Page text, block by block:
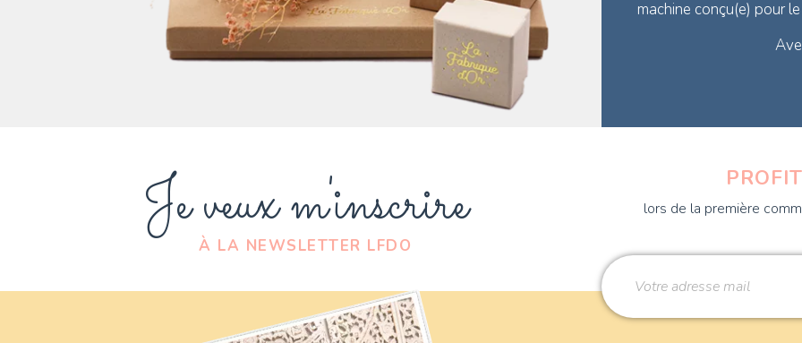
machine conçu(e) pour
Je veux m'inscrire
À LA NEWSLETTER LFDO
lors de la première